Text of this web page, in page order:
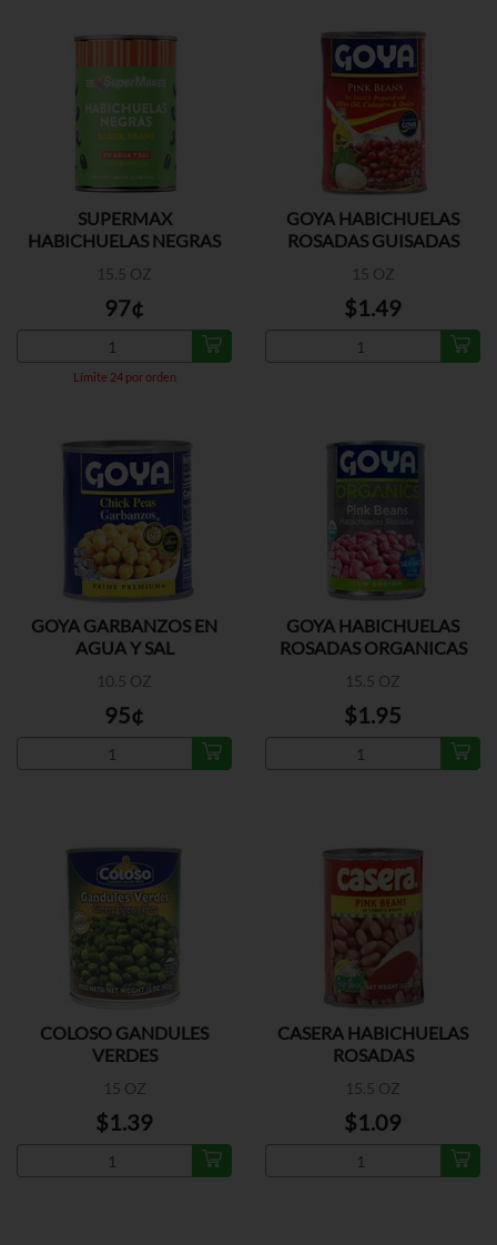
SUPERMAX
HABICHUELAS NEGRAS
15.5 OZ
Límite 24 por orden
97¢
GOYA HABICHUELAS
ROSADAS GUISADAS
15 OZ
$1.49
GOYA GARBANZOS EN
AGUA Y SAL
10.5 OZ
95¢
GOYA HABICHUELAS
ROSADAS ORGANICAS
15.5 OZ
$1.95
COLOSO GANDULES
VERDES
15 OZ
$1.39
CASERA HABICHUELAS
ROSADAS
15.5 OZ
$1.09